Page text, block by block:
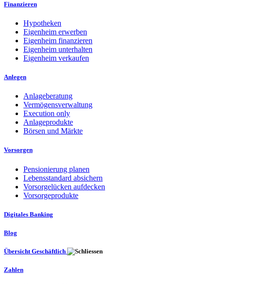
Finanzieren
Hypotheken
Eigenheim erwerben
Eigenheim finanzieren
Eigenheim unterhalten
Eigenheim verkaufen
Anlegen
Anlageberatung
Vermögensverwaltung
Execution only
Anlageprodukte
Börsen und Märkte
Vorsorgen
Pensionierung planen
Lebensstandard absichern
Vorsorgelücken aufdecken
Vorsorgeprodukte
Digitales Banking
Blog
Übersicht Geschäftlich
Zahlen